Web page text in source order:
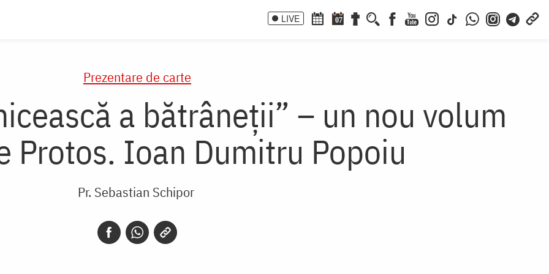
LIVE 07
Prezentare de carte
a bătrâneții” – un nou volum
Protos. Ioan Dumitru Popoiu
Pr. Sebastian Schipor